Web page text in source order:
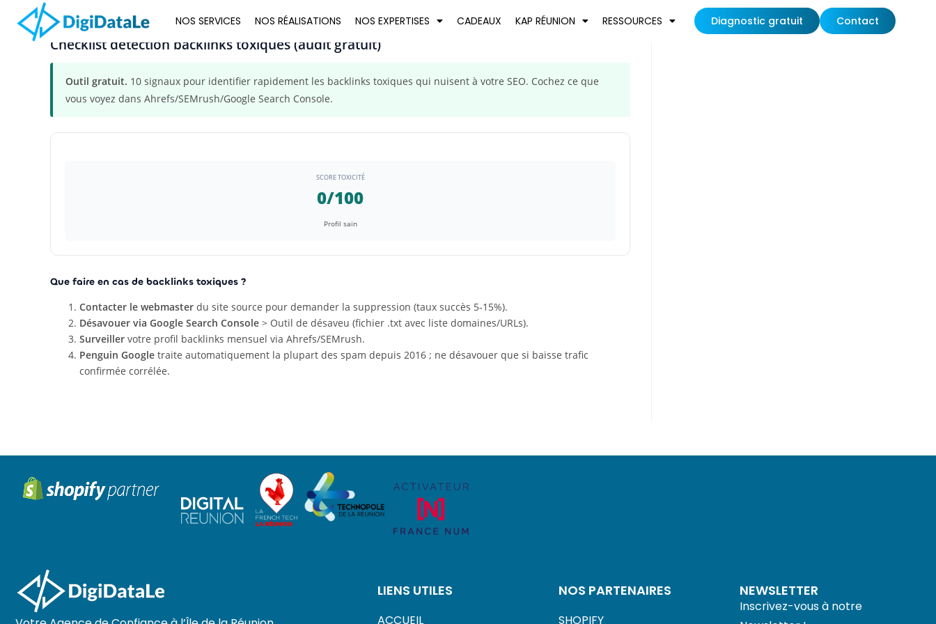
NOS SERVICES NOS RÉALISATIONS NOS EXPERTISES CADEAUX KAP RÉUNION RESSOURCES Diagnostic gratuit Contact
Checklist détection backlinks toxiques (audit gratuit)
Outil gratuit. 10 signaux pour identifier rapidement les backlinks toxiques qui nuisent à votre SEO. Cochez ce que
vous voyez dans Ahrefs/SEMrush/Google Search Console.
SCORE TOXICITÉ
0/100
Profil sain
Que faire en cas de backlinks toxiques ?
Contacter le webmaster du site source pour demander la suppression (taux succès 5-15%).
Désavouer via Google Search Console > Outil de désaveu (fichier .txt avec liste domaines/URLs).
Surveiller votre profil backlinks mensuel via Ahrefs/SEMrush.
Penguin Google traite automatiquement la plupart des spam depuis 2016 ; ne désavouer que si baisse trafic
confirmée corrélée.
LIENS UTILES
ACCUEIL
NOS PARTENAIRES
SHOPIFY
NEWSLETTER
Inscrivez-vous à notre